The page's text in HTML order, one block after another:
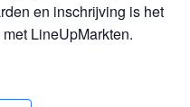
en inschrijving is het
LineUpMarkten.